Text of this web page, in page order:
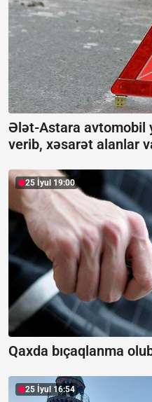
Ələt-Astara avtomobil
verib, xəsarət alanlar
25 İyul 19:00
Qaxda bıçaqlanma
25 İyul 16:54